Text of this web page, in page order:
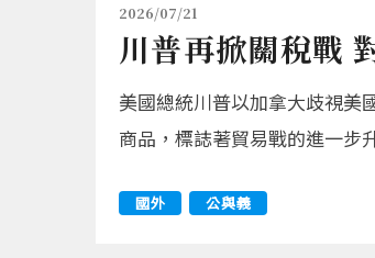
2026/07/21
川普再掀關稅戰
美國總統川普以加拿大歧視美
商品，標誌著貿易戰的進一步
國外 公與義